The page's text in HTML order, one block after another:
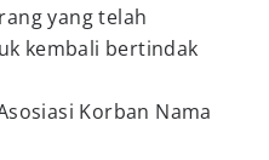
yang telah
kembali bertindak
Korban Nama